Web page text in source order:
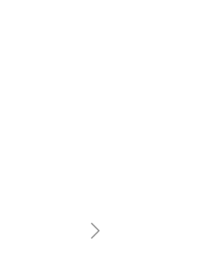
Следующий